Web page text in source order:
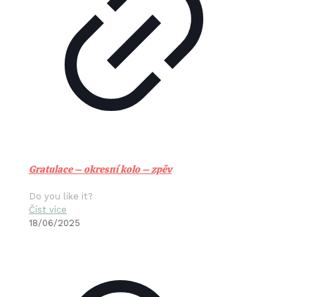
Gratulace – okresní kolo – zpěv
Do you like it?
Číst více
18/06/2025